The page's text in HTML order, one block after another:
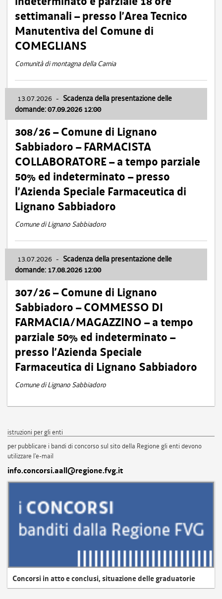
settimanali – presso l’Area Tecnico
Manutentiva del Comune di
COMEGLIANS
Comunità di montagna della Carnia
13.07.2026 - Scadenza della presentazione delle
domande: 07.09.2026 12:00
308/26 – Comune di Lignano
Sabbiadoro – FARMACISTA
COLLABORATORE – a tempo parziale
50% ed indeterminato – presso
l’Azienda Speciale Farmaceutica di
Lignano Sabbiadoro
Comune di Lignano Sabbiadoro
13.07.2026 - Scadenza della presentazione delle
domande: 17.08.2026 12:00
307/26 – Comune di Lignano
Sabbiadoro – COMMESSO DI
FARMACIA/MAGAZZINO – a tempo
parziale 50% ed indeterminato –
presso l’Azienda Speciale
Farmaceutica di Lignano Sabbiadoro
Comune di Lignano Sabbiadoro
istruzioni per gli enti
per pubblicare i bandi di concorso sul sito della Regione gli enti devono
utilizzare l'e-mail
info.concorsi.aall@regione.fvg.it
Concorsi in atto e conclusi, situazione delle graduatorie